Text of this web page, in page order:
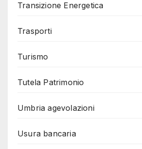
Transizione Energetica
Trasporti
Turismo
Tutela Patrimonio
Umbria agevolazioni
Usura bancaria